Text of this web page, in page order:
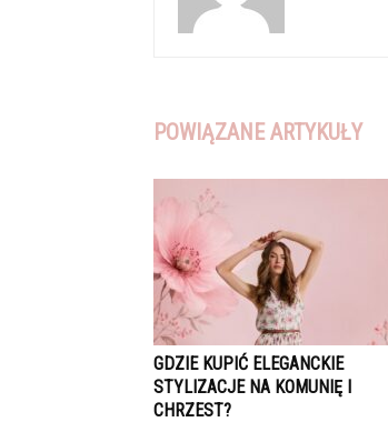
POWIĄZANE ARTYKUŁY
GDZIE KUPIĆ ELEGANCKIE
STYLIZACJE NA KOMUNIĘ I
CHRZEST?